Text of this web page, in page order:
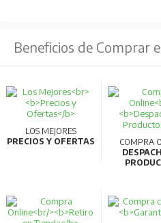
Beneficios de Comprar
LOS MEJORES
PRECIOS Y OFERTAS
COMPRA